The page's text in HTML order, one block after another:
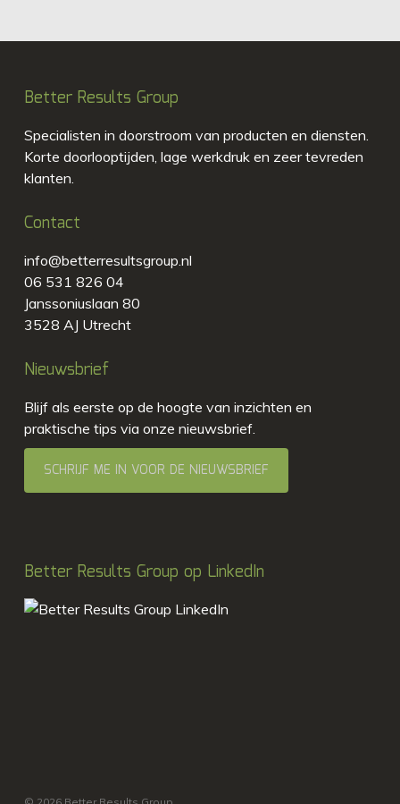
Better Results Group
Specialisten in doorstroom van producten en diensten.
Korte doorlooptijden, lage werkdruk en zeer tevreden
klanten.
Contact
info@betterresultsgroup.nl
06 531 826 04
Janssoniuslaan 80
3528 AJ Utrecht
Nieuwsbrief
Blijf als eerste op de hoogte van inzichten en
praktische tips via onze nieuwsbrief.
SCHRIJF ME IN VOOR DE NIEUWSBRIEF
Better Results Group op LinkedIn